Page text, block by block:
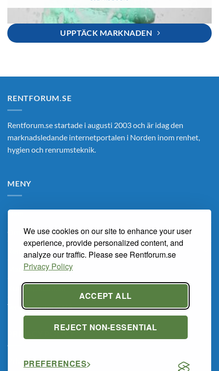
We use cookies on our site to enhance your user
experience, provide personalized content, and
analyze our traffic. Please see Rentforum.se
Privacy Policy
ACCEPT ALL
REJECT NON-ESSENTIAL
PREFERENCES
UPPTÄCK MARKNADEN
RENTFORUM.SE
Rentforum.se startade i augusti 2003 och är idag den
marknadsledande internetportalen i Norden inom renhet,
hygien och renrumsteknik.
MENY
Hem
Om Oss
Renarum
Marknaden
Kunskapsbanken
Tema Renrum 2026
PRIVACY POLICY
Privacy Policy